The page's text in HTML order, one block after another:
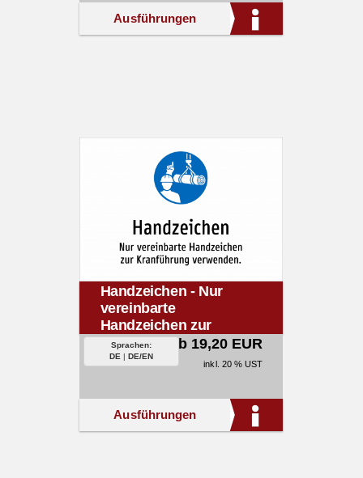
Ausführungen
Handzeichen - Nur
vereinbarte
Handzeichen zur
Kranführung
verwenden.
Sprachen:
DE | DE/EN
ab 19,20 EUR
inkl. 20 % UST
Ausführungen